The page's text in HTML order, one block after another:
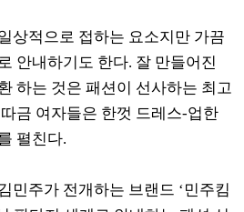
상적으로 접하는 요소지만 가끔
안내하기도 한다. 잘 만들어진
하는 것은 패션이 선사하는 최고
금 여자들은 한껏 드레스-업한
펼친다.
민주가 전개하는 브랜드 ‘민주킴